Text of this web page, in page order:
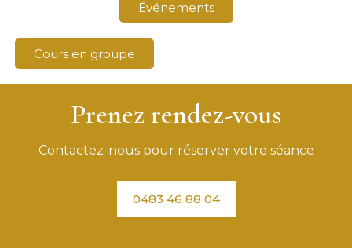
Événements
Cours en groupe
Prenez rendez-vous
Contactez-nous pour réserver votre séance
0483 46 88 04